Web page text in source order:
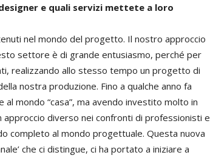
e quali servizi mettete a loro
nel mondo del progetto. Il nostro approccio
settore è di grande entusiasmo, perché per
realizzando allo stesso tempo un progetto di
nostra produzione. Fino a qualche anno fa
mondo “casa”, ma avendo investito molto in
diverso nei confronti di professionisti e
completo al mondo progettuale. Questa nuova
che ci distingue, ci ha portato a iniziare a